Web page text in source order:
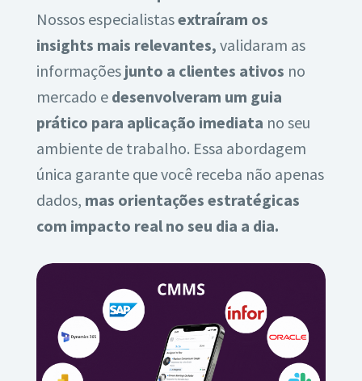
Nossos especialistasextraíram os
insights mais relevantes, validaram as
informações junto a clientes ativos no
mercado e desenvolveram um guia
prático para aplicação imediata no seu
ambiente de trabalho. Essa abordagem
única garante que você receba não apenas
dados, mas orientações estratégicas
com impacto real no seu dia a dia.